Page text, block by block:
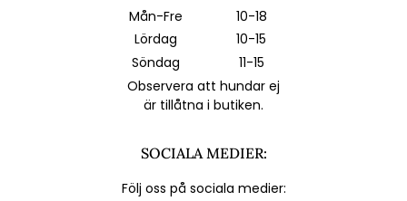
Mån-Fre
10-18
Lördag
10-15
Söndag
11-15
Observera att hundar ej
är tillåtna i butiken.
SOCIALA MEDIER:
Följ oss på sociala medier: